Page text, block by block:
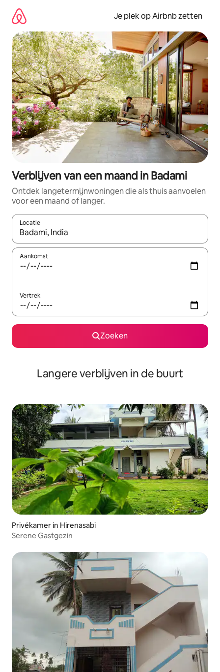
direct
naar
inhoud
Je plek op Airbnb zetten
Verblijven van een maand in Badami
Ontdek langetermijnwoningen die als thuis aanvoelen
voor een maand of langer.
Locatie
Wanneer er resultaten beschikbaar zijn, maak je een keuze
Aankomst
Vertrek
Zoeken
Langere verblijven in de buurt
Privékamer in Hirenasabi
Serene Gastgezin